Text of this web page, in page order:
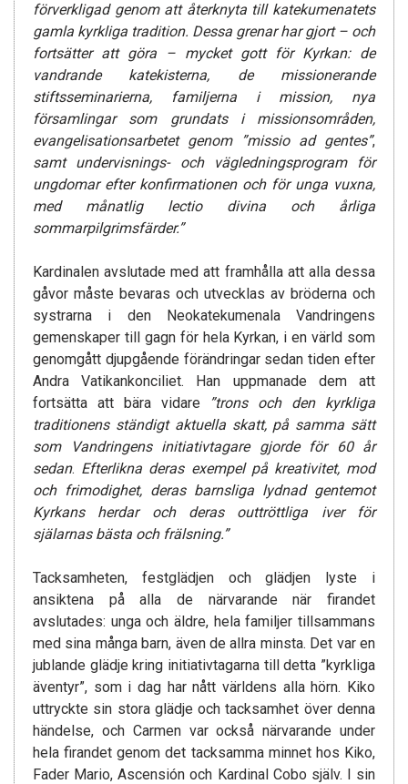
förverkligad genom att återknyta till katekumenatets
gamla kyrkliga tradition. Dessa grenar har gjort – och
fortsätter att göra – mycket gott för Kyrkan: de
vandrande katekisterna, de missionerande
stiftsseminarierna, familjerna i mission, nya
församlingar som grundats i missionsområden,
evangelisationsarbetet genom
”missio ad gentes”,
samt undervisnings- och vägledningsprogram för
ungdomar efter konfirmationen och för unga vuxna,
med månatlig
lectio divina
och årliga
sommarpilgrimsfärder.”
Kardinalen avslutade med att framhålla att alla dessa
gåvor måste bevaras och utvecklas av bröderna och
systrarna i den Neokatekumenala Vandringens
gemenskaper till gagn för hela Kyrkan, i en värld som
genomgått djupgående förändringar sedan tiden efter
Andra Vatikankonciliet. Han uppmanade dem att
fortsätta att bära vidare
”trons och den kyrkliga
traditionens ständigt aktuella skatt, på samma sätt
som Vandringens initiativtagare gjorde för 60 år
sedan. Efterlikna deras exempel på kreativitet, mod
och frimodighet, deras barnsliga lydnad gentemot
Kyrkans herdar och deras outtröttliga iver för
själarnas bästa och frälsning.”
Tacksamheten, festglädjen och glädjen lyste i
ansiktena på alla de närvarande när firandet
avslutades: unga och äldre, hela familjer tillsammans
med sina många barn, även de allra minsta. Det var en
jublande glädje kring initiativtagarna till detta ”kyrkliga
äventyr”, som i dag har nått världens alla hörn. Kiko
uttryckte sin stora glädje och tacksamhet över denna
händelse, och Carmen var också närvarande under
hela firandet genom det tacksamma minnet hos Kiko,
Fader Mario, Ascensión och Kardinal Cobo själv. I sin